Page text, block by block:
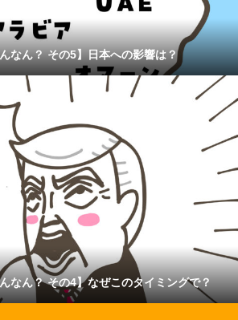
なん？ その5】日本への影響は？
なん？ その4】なぜこのタイミングで？